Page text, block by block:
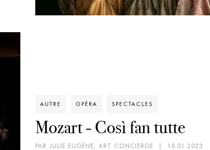
AUTRE OPÉRA SPECTACLES
Mozart - Così fan tutte
PAR JULIE EUGÈNE, ART CONCIERGE 16.01.2023